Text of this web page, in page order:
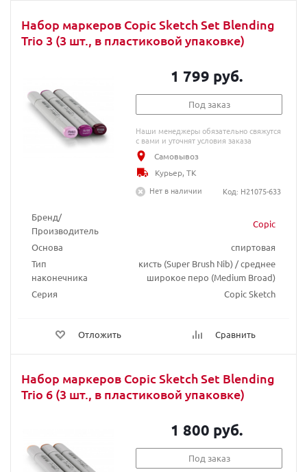
Набор маркеров Copic Sketch Set Blending
Trio 3 (3 шт., в пластиковой упаковке)
Бренд/
Производитель
Copic
Основа
спиртовая
Тип
наконечника
кисть (Super Brush Nib) / среднее
широкое перо (Medium Broad)
Серия
Copic Sketch
Отложить Сравнить
1 799 руб.
Под заказ
Наши менеджеры обязательно свяжутся
с вами и уточнят условия заказа
Самовывоз
Курьер, ТК
Нет в наличии
Код: H21075-633
Набор маркеров Copic Sketch Set Blending
Trio 6 (3 шт., в пластиковой упаковке)
1 800 руб.
Под заказ